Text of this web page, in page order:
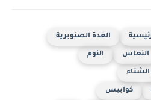
الغدة الصنوبرية
النعاس النوم
كوابيس